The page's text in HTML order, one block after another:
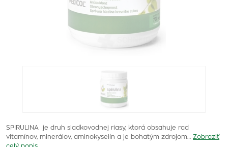
SPIRULINA je druh sladkovodnej riasy, ktorá obsahuje rad
vitamínov, minerálov, aminokyselín a je bohatým zdrojom…
Zobraziť